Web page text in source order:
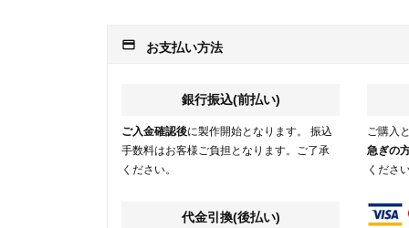
payment お支払い方法
銀行振込(前払い)
ご入金確認後に製作開始となります。 振込
手数料はお客様ご負担となります。ご了承
ください。
代金引換(後払い)
ご購入
急ぎの
くださ